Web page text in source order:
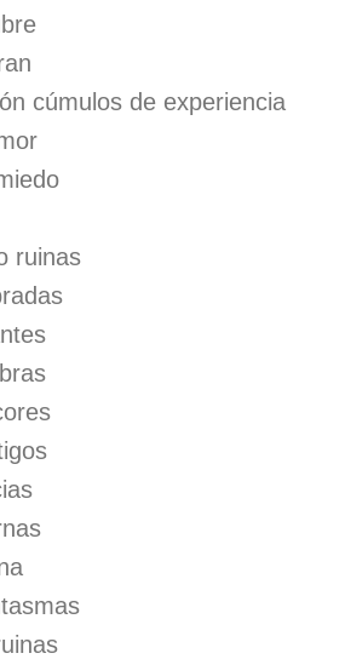
cúmulos de experiencia
ruinas